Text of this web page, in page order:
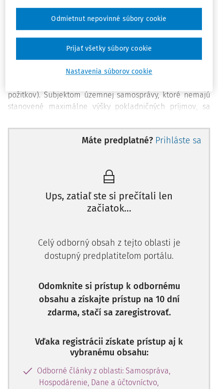
prípadne príkaz štatutára (starostu obce, riaditeľa
rozpočtovej/príspevkovej organizácie v zriaďovateľskej
pôsobnosti obce) o tomto limite.
Maximálna výška sa môže meniť vzhľadom na plánované
(rozpočtované) príjmy alebo v prípade vopred
očakávaných alebo pripravovaných udalostí (volieb či
požitkov). Subjektom územnej samosprávy, ktoré nemajú
stanovené maximálne výšky pokladničných príjmov, sa
Máte predplatné? Prihláste sa
Ups, zatiaľ ste si prečítali len
začiatok...
Celý odborný obsah z tejto oblasti je
dostupný predplatiteľom portálu.
Odomknite si prístup k odbornému
obsahu a získajte prístup na 10 dní
zdarma, stačí sa zaregistrovať.
Vďaka registrácii získate prístup aj k
vybranému obsahu:
Odborné články z oblasti: Samospráva,
Hospodárenie, Dane a účtovníctvo,
Nastavenia súborov cookie
Odmietnut nepovinné súbory cookie
Prijať všetky súbory cookie